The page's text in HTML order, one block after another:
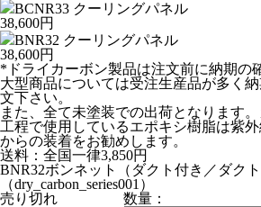
BCNR33 クーリングパネル
38,600円
BNR32 クーリングパネル
38,600円
*ドライカーボン製品は注文前に納期の
大型商品については受注生産品が多く
文下さい。
また、全て未塗装での出荷となります
工程で使用しているエポキシ樹脂は紫
からの装着をお勧めします。
送料：全国一律3,850円
BNR32ボンネット（ダクト付き／ダクト
（dry_carbon_series001）
売り切れ
数量：